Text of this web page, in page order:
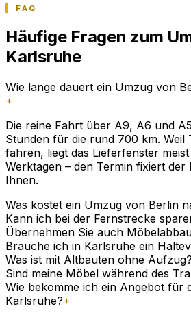
FAQ
Häufige Fragen zum
Karlsruhe
Wie lange dauert ein Umzug von
+
Die reine Fahrt über A9, A6 und
Stunden für die rund 700 km. Weil
fahren, liegt das Lieferfenster
Werktagen – den Termin fixiert
Ihnen.
Was kostet ein Umzug von Berlin
Kann ich bei der Fernstrecke
Übernehmen Sie auch
Brauche ich in Karlsruhe ein
Was ist mit Altbauten ohne Aufzug?
Sind meine Möbel während des
Wie bekomme ich ein Angebot für
Karlsruhe?+